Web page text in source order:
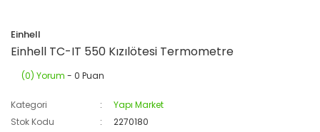
Einhell
Einhell TC-IT 550 Kızılötesi Termometre
(0) Yorum - 0 Puan
Kategori
Yapı Market
Stok Kodu
2270180